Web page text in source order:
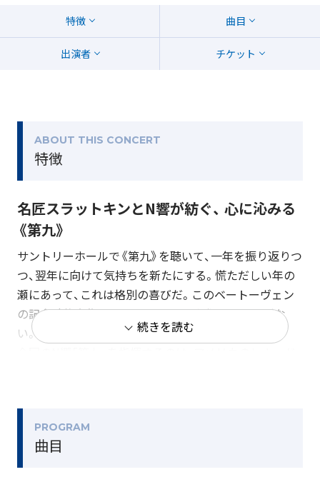
特徴 曲目
出演者 チケット
ABOUT THIS CONCERT
特徴
名匠スラットキンとN響が紡ぐ、 心に沁みる
《第九》
サントリーホールで《第九》を聴いて、一年を振り返りつ
つ、翌年に向けて気持ちを新たにする。慌ただしい年の
瀬にあって、これは格別の喜びだ。このベートーヴェン
の記念碑的大作は、なんど聴いても色褪せることがな
い。
知り尽くした指揮者だ。音楽一家に生まれ、早くから指
揮者としての経験を積み、やがて音楽監督を務めたセン
トルイス交響楽団を全米屈指の水準まで高めた。
常にオーケストラから明瞭なサウンドを引き出し、自然
続きを読む
PROGRAM
曲目